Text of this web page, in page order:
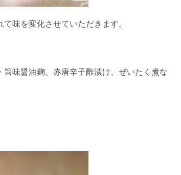
味を変化させていただきます。
味醤油麹、赤唐辛子酢漬け、ぜいたく煮な